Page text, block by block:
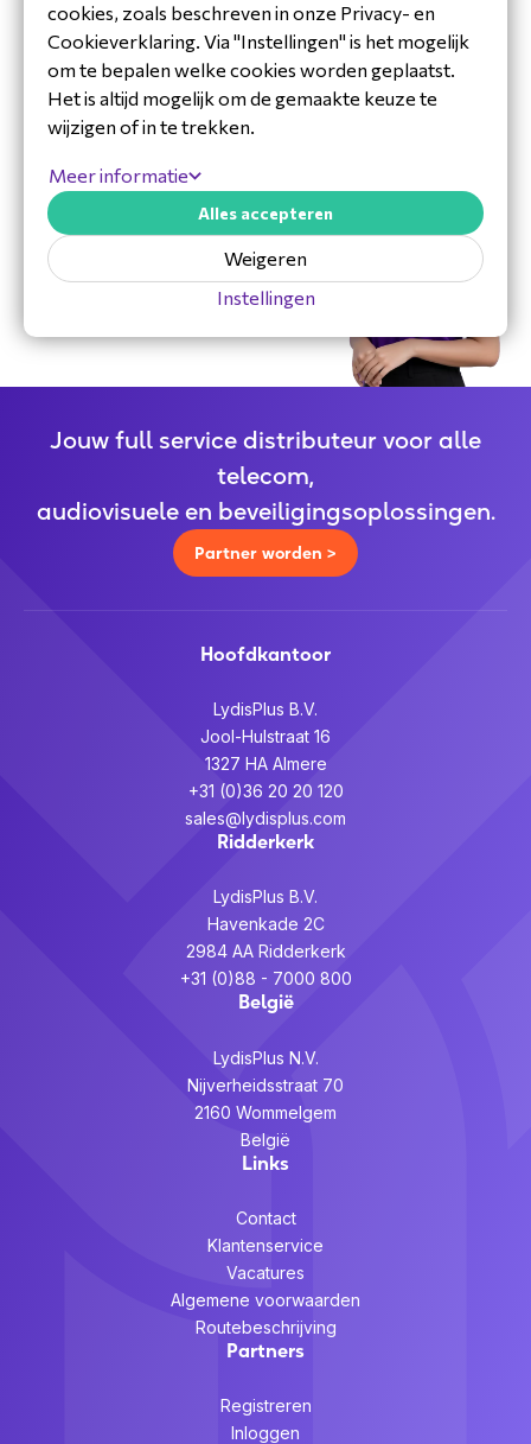
30 jaar ervaring in de branche
Toegewijd Nederlands service- en
ondersteuningsteam
Specialistische distributeur
Jouw full service distributeur voor alle
telecom,
audiovisuele en beveiligingsoplossingen.
Partner worden >
Hoofdkantoor
LydisPlus B.V.
Jool-Hulstraat 16
1327 HA Almere
+31 (0)36 20 20 120
sales@lydisplus.com
Ridderkerk
LydisPlus B.V.
Havenkade 2C
2984 AA Ridderkerk
+31 (0)88 - 7000 800
België
LydisPlus N.V.
Nijverheidsstraat 70
2160 Wommelgem
België
Links
Contact
Klantenservice
Vacatures
Algemene voorwaarden
Routebeschrijving
Partners
Registreren
Inloggen
cookies, zoals beschreven in onze Privacy- en
Cookieverklaring. Via "Instellingen" is het mogelijk
om te bepalen welke cookies worden geplaatst.
Het is altijd mogelijk om de gemaakte keuze te
wijzigen of in te trekken.
Meer informatie
Instellingen
Weigeren
Alles accepteren